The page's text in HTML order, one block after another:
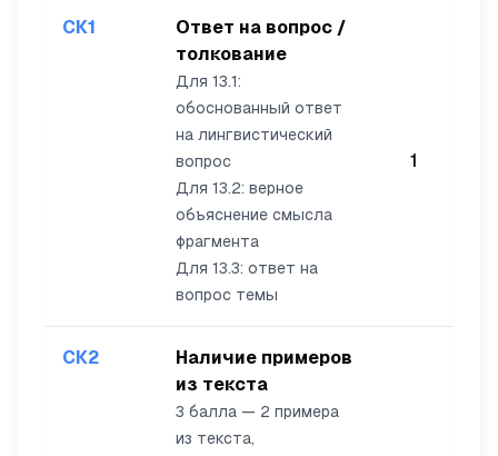
СК1
Ответ на вопрос /
толкование
Для 13.1:
обоснованный ответ
на лингвистический
вопрос
Для 13.2: верное
объяснение смысла
фрагмента
Для 13.3: ответ на
вопрос темы
1
СК2
Наличие примеров
из текста
3 балла — 2 примера
из текста,